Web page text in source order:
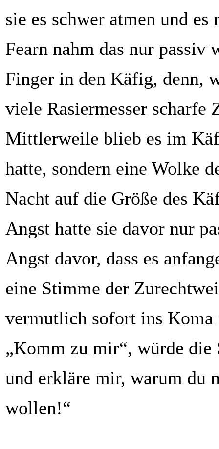
sie es schwer atmen und
Fearn nahm das nur passiv
Finger in den Käfig, denn,
viele Rasiermesser scharfe
Mittlerweile blieb es im
hatte, sondern eine Wolke
Nacht auf die Größe des
Angst hatte sie davor nur
Angst davor, dass es
eine Stimme der
vermutlich sofort ins Koma
„Komm zu mir“, würde
und erkläre mir, warum du
wollen!“